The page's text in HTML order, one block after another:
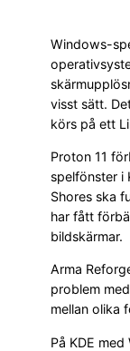
Windows-
visst sätt.
körs på ett
Proton 11
spelfönster i
Shores ska
har fått
bildskärmar.
Arma
problem
mellan olika
På KDE